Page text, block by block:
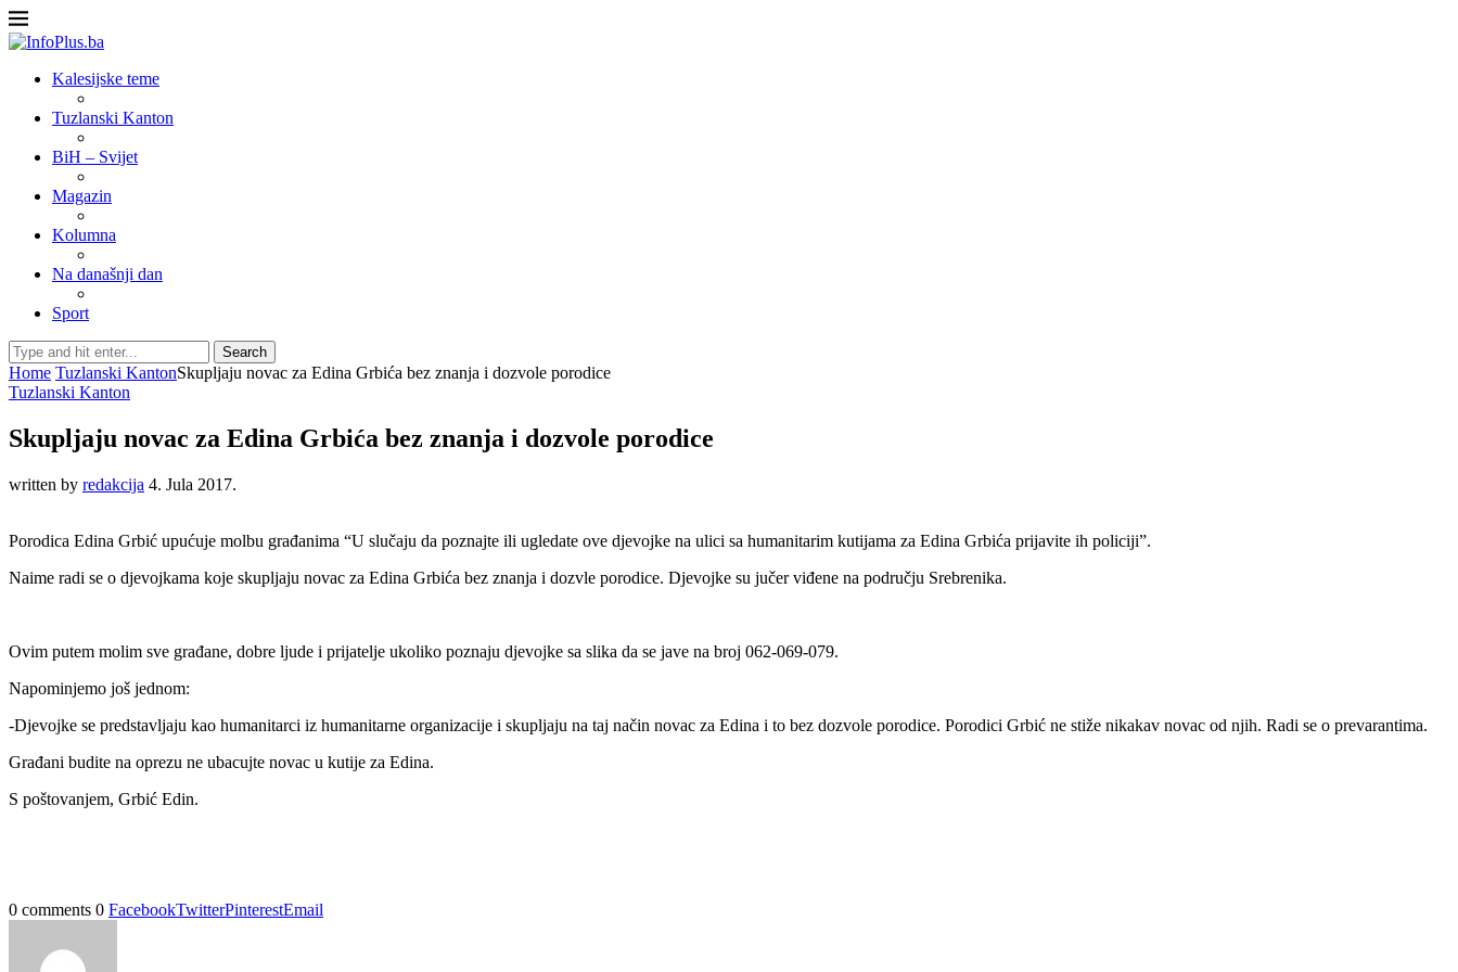
Kalesijske teme
Tuzlanski Kanton
BiH – Svijet
Magazin
Kolumna
Na današnji dan
Sport
Search
Home Tuzlanski KantonSkupljaju novac za Edina Grbića bez znanja i dozvole porodice
Tuzlanski Kanton
Skupljaju novac za Edina Grbića bez znanja i dozvole porodice
written by redakcija 4. Jula 2017.
Porodica Edina Grbić upućuje molbu građanima “U slučaju da poznajte ili ugledate ove djevojke na ulici sa humanitarim kutijama za Edina Grbića prijavite ih policiji”.
Naime radi se o djevojkama koje skupljaju novac za Edina Grbića bez znanja i dozvle porodice. Djevojke su jučer viđene na području Srebrenika.
Ovim putem molim sve građane, dobre ljude i prijatelje ukoliko poznaju djevojke sa slika da se jave na broj 062-069-079.
Napominjemo još jednom:
-Djevojke se predstavljaju kao humanitarci iz humanitarne organizacije i skupljaju na taj način novac za Edina i to bez dozvole porodice. Porodici Grbić ne stiže nikakav novac od njih. Radi se o prevarantima.
Građani budite na oprezu ne ubacujte novac u kutije za Edina.
S poštovanjem, Grbić Edin.
0 comments 0 FacebookTwitterPinterestEmail